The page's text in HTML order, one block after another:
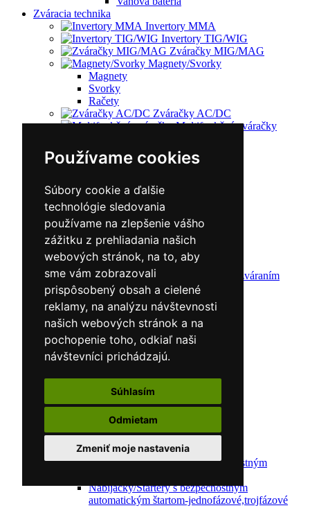
Používame cookies
Súbory cookie a ďalšie
technológie sledovania
používame na zlepšenie vášho
zážitku z prehliadania našich
webových stránok, na to, aby
sme vám zobrazovali
prispôsobený obsah a cielené
reklamy, na analýzu návštevnosti
našich webových stránok a na
pochopenie toho, odkiaľ naši
návštevníci prichádzajú.
Súhlasím
Odmietam
Zmeniť moje nastavenia
Zváracia technika
Invertory MMA
Invertory TIG/WIG
Zváračky MIG/MAG
Magnety/Svorky
Magnety
Svorky
Račety
Zváračky AC/DC
Multifunkčné zváračky
Príslušenstvo
Redukčný ventil
Kufríky
Zváracie horáky
Zváracie masky
Zváracie káble
Zváracie drôty
CNC rezacie stroje
Elektródy
Ochrana pred zváraním
Predohrev / Žíhanie
Polohovacie systémy
Indukčný ohrev
Auto náradie a vybavenie servisov
Lakernícke stojany
Nabíjačky a testery
Navijaky
Navijaky elektrické
Nástroje pre autookná
Nabíjačky/Štartéry
Automatické nabíjačky
Automatické nabíjačky s bezpečnostným
Nabíjačky/Štartéry s bezpečnostným
automatickým štartom-jednofázové,trojfázové